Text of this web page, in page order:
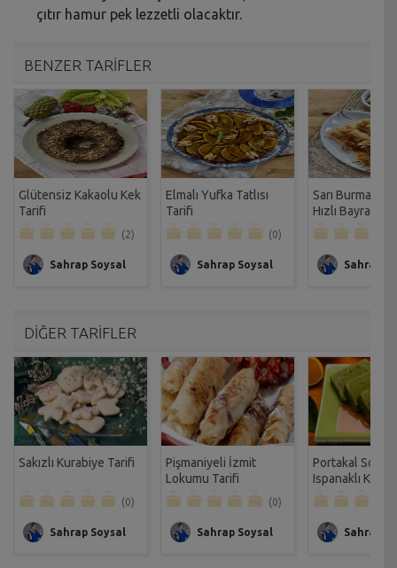
çıtır hamur pek lezzetli olacaktır.
BENZER TARİFLER
Glütensiz Kakaolu Kek
Tarifi
(2)
Sahrap Soysal
Elmalı Yufka Tatlısı
Tarifi
(0)
Sahrap Soysal
Sarı Burma
Hızlı Bayram
Tarifi
Sahrap
DİĞER TARİFLER
Sakızlı Kurabiye Tarifi
(0)
Sahrap Soysal
Pişmaniyeli İzmit
Lokumu Tarifi
(0)
Sahrap Soysal
Portakal Soslu
Ispanaklı Kek
Sahrap